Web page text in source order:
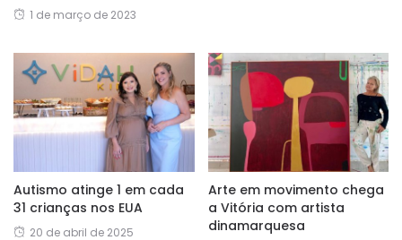
1 de março de 2023
Autismo atinge 1 em cada
31 crianças nos EUA
20 de abril de 2025
Arte em movimento chega
a Vitória com artista
dinamarquesa